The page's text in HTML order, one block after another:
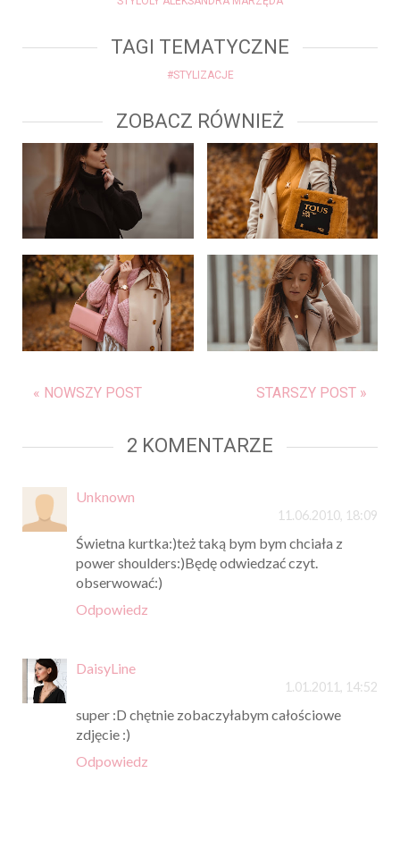
TAGI TEMATYCZNE
#STYLIZACJE
ZOBACZ RÓWNIEŻ
« NOWSZY POST STARSZY POST »
2 KOMENTARZE
Unknown
11.06.2010, 18:09
Świetna kurtka:)też taką bym bym chciała z
power shoulders:)Będę odwiedzać czyt.
obserwować:)
Odpowiedz
DaisyLine
1.01.2011, 14:52
super :D chętnie zobaczyłabym całościowe
zdjęcie :)
Odpowiedz